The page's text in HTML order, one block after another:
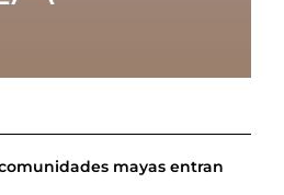
mayas entran